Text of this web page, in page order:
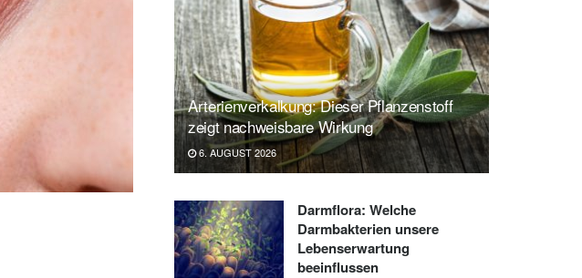
Arterienverkalkung: Dieser Pflanzenstoff
zeigt nachweisbare Wirkung
6. AUGUST 2026
Darmflora: Welche
Darmbakterien unsere
Lebenserwartung
beeinflussen